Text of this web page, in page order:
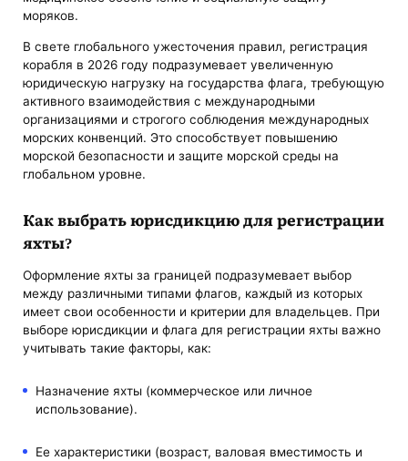
моряков.
В свете глобального ужесточения правил, регистрация
корабля в 2026 году подразумевает увеличенную
юридическую нагрузку на государства флага, требующую
активного взаимодействия с международными
организациями и строгого соблюдения международных
морских конвенций. Это способствует повышению
морской безопасности и защите морской среды на
глобальном уровне.
Как выбрать юрисдикцию для регистрации
яхты?
Оформление яхты за границей подразумевает выбор
между различными типами флагов, каждый из которых
имеет свои особенности и критерии для владельцев. При
выборе юрисдикции и флага для регистрации яхты важно
учитывать такие факторы, как:
Назначение яхты (коммерческое или личное
использование).
Ее характеристики (возраст, валовая вместимость и